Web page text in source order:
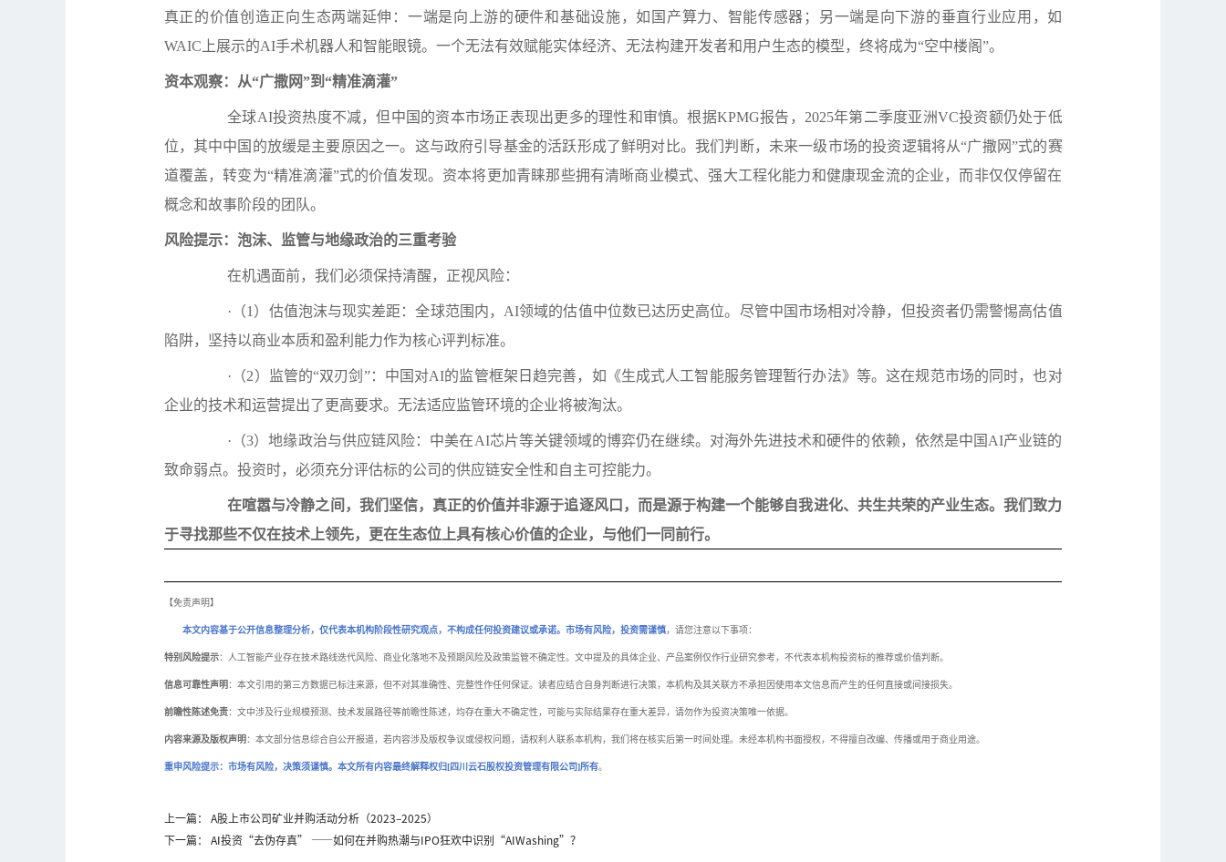
真正的价值创造正向生态两端延伸：一端是向上游的硬件和基础设施，如国产算力、智能传感器；另一端是向下游的垂直行业应用，如
WAIC 上展示的AI手术机器人和智能眼镜。一个无法有效赋能实体经济、无法构建开发者和用户生态的模型，终将成为“空中楼阁”。
资本观察：从“广撒网”到 “精准滴灌”
全球AI投资热度不减，但中国的资本市场正表现出更多的理性和审慎。根据KPMG报告， 2025年第二季度亚洲VC投资额仍处于低
位，其中中国的放缓是主要原因之一。这与政府引导基金的活跃形成了鲜明对比。我们判断，未来一级市场的投资逻辑将从“广撒网”式的赛
道覆盖，转变为“精准滴灌”式的价值发现。资本将更加青睐那些拥有清晰商业模式、强大工程化能力和健康现金流的企业，而非仅仅停留在
概念和故事阶段的团队。
风险提示：泡沫、监管与地缘政治的三重考验
在机遇面前，我们必须保持清醒，正视风险：
· （1 ） 估值泡沫与现实差距：全球范围内， AI领域的估值中位数已达历史高位。尽管中国市场相对冷静，但投资者仍需警惕高估值
陷阱，坚持以商业本质和盈利能力作为核心评判标准。
· （2） 监管的“双刃剑 ”：中国对AI的监管框架日趋完善，如《生成式人工智能服务管理暂行办法》等。这在规范市场的同时，也对
企业的技术和运营提出了更高要求。无法适应监管环境的企业将被淘汰。
· （3）地缘政治与供应链风险：中美在AI芯片等关键领域的博弈仍在继续。对海外先进技术和硬件的依赖，依然是中国 AI产业链的
致命弱点。投资时，必须充分评估标的公司的供应链安全性和自主可控能力。
在喧嚣与冷静之间，我们坚信，真正的价值并非源于追逐风口，而是源于构建一个能够自我进化、共生共荣的产业生态。我们致力
于寻找那些不仅在技术上领先，更在生态位上具有核心价值的企业，与他们一同前行。
【免责声明】
本文内容基于公开信息整理分析，仅代表本机构阶段性研究观点，不构成任何投资建议或承诺。市场有风险，投资需谨慎，请您注意以下事项：
特别风险提示：人工智能产业存在技术路线迭代风险、商业化落地不及预期风险及政策监管不确定性。文中提及的具体企业、产品案例仅作行业研究参考，不代表本机构投资标的推荐或价值判断。
信息可靠性声明 ：本文引用的第三方数据已标注来源，但不对其准确性、完整性作任何保证。读者应结合自身判断进行决策，本机构及其关联方不承担因使用本文信息而产生的任何直接或间接损失。
前瞻性陈述免责：文中涉及行业规模预测、技术发展路径等前瞻性陈述，均存在重大不确定性，可能与实际结果存在重大差异，请勿作为投资决策唯一依据。
内容来源及版权声明 ：本文部分信息综合自公开报道，若内容涉及版权争议或侵权问题，请权利人联系本机构，我们将在核实后第一时间处理。未经本机构书面授权，不得擅自改编、传播或用于商业用途。
重申风险提示：市场有风险，决策须谨慎。本文所有内容最终解释权归 [四川云石股权投资管理有限公司]所有。
上一篇： A股上市公司矿业并购活动分析（2023–2025）
下一篇： AI投资“去伪存真” ——如何在并购热潮与IPO狂欢中识别“AIWashing”？